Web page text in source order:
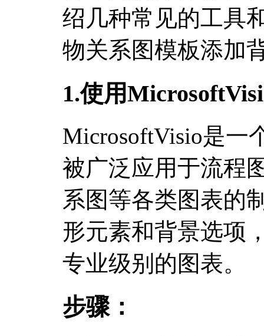
绍几种常见的工具
物关系图模板添加
1.使用
MicrosoftVisio是一
被广泛应用于流程
系图等各类图表的
形元素和背景选项
专业级别的图表。
步骤：